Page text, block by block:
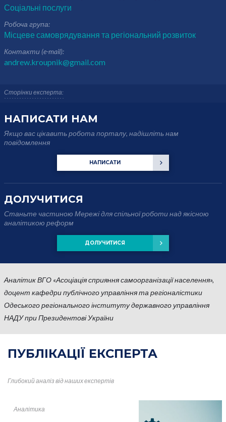
Сторінки експерта:
Соціальні послуги
Робоча група:
Місцеве самоврядування та регіональний розвиток
Контакти (e-mail):
andrew.kroupnik@gmail.com
НАПИСАТИ НАМ
Якщо вас цікавить робота порталу, надішліть нам
повідомлення
НАПИСАТИ
ДОЛУЧИТИСЯ
Станьте частиною Мережі для спільної роботи над якісною
аналітикою реформ
ДОЛУЧИТИСЯ
Аналітик ВГО «Асоціація сприяння самоорганізації населення»,
доцент кафедри публічного управління та регіоналістики
Одеського регіонального інституту державного управління
НАДУ при Президентові України
ПУБЛІКАЦІЇ ЕКСПЕРТА
Глибокий аналіз від нашихекспертів
Аналітика